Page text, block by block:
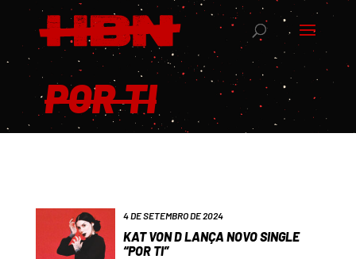
POR TI
4 DE SETEMBRO DE 2024
KAT VON D LANÇA NOVO SINGLE
“POR TI”